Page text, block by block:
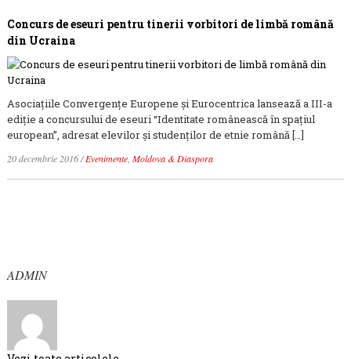
Concurs de eseuri pentru tinerii vorbitori de limbă română
din Ucraina
Asociaţiile Convergenţe Europene și Eurocentrica lansează a III-a
ediție a concursului de eseuri “Identitate românească în spațiul
european”, adresat elevilor și studenților de etnie română […]
20 decembrie 2016/Evenimente, Moldova & Diaspora
ADMIN